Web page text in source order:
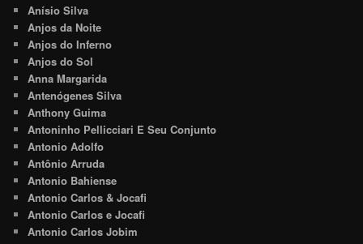
Anísio Silva
Anjos da Noite
Anjos do Inferno
Anjos do Sol
Anna Margarida
Antenógenes Silva
Anthony Guima
Antoninho Pellicciari E Seu Conjunto
Antonio Adolfo
Antônio Arruda
Antonio Bahiense
Antonio Carlos & Jocafi
Antonio Carlos e Jocafi
Antonio Carlos Jobim